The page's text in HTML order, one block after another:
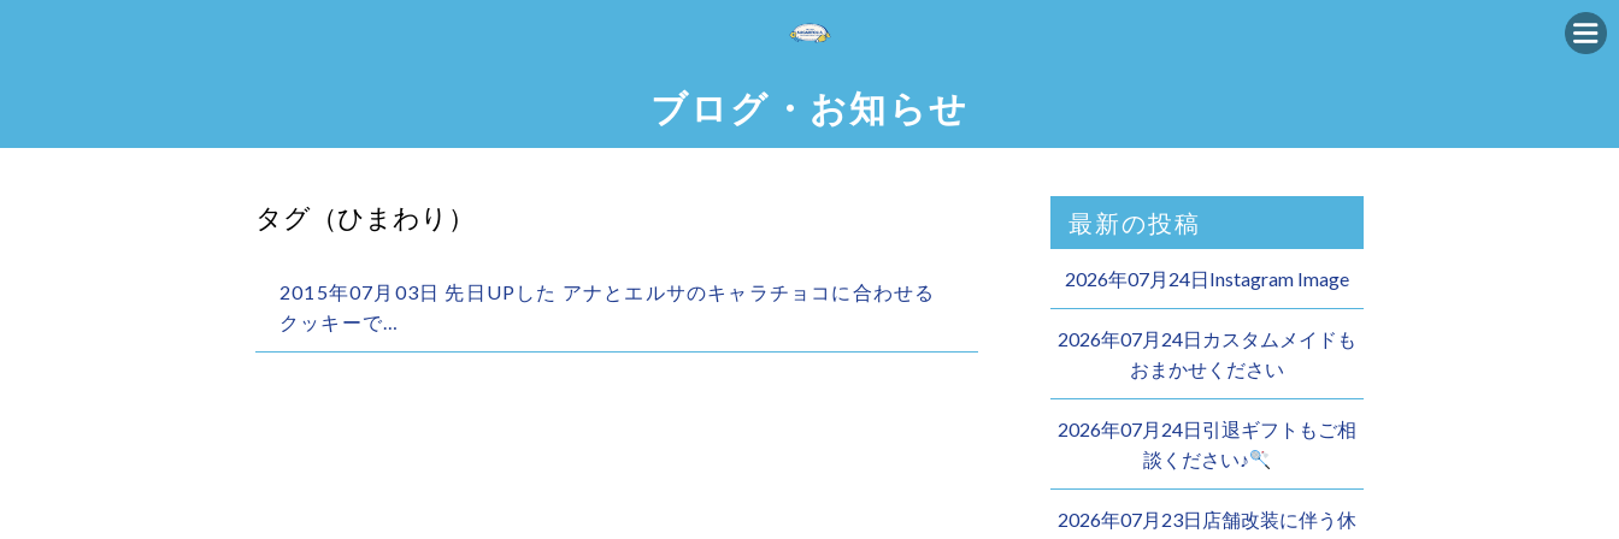
ブログ・お知らせ
タグ（ひまわり）
2015年07月03日 先日UPした アナとエルサのキャラチョコに合わせる
クッキーで…
最新の投稿
2026年07月24日Instagram Image
2026年07月24日カスタムメイドも
おまかせください︎
2026年07月24日引退ギフトもご相
談ください♪
2026年07月23日店舗改装に伴う休